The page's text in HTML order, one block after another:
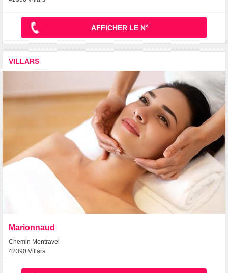
AFFICHER LE N°
VILLARS
Marionnaud
Chemin Montravel
42390 Villars